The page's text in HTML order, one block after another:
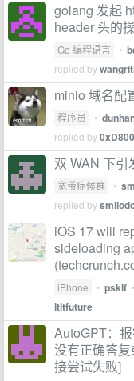
golang 发起
header 头的
Go 编程语言 •
replied by
minio 域名配
程序员 •
replied by0xD800
双 WAN 下引
宽带症候群 •
replied by
iOS 17 will
sideloading
iPhone • psklf •
ltltfuture
AutoGPT：
没有正确答
接尝试失败]